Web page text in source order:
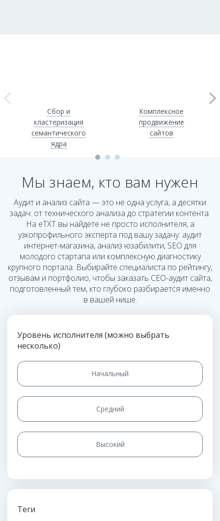
Сбор и
кластеризация
семантического
ядра
Комплексное
продвижение
сайтов
Мы знаем, кто вам нужен
Аудит и анализ сайта — это не одна услуга, а десятки
задач: от технического анализа до стратегии контента.
На eTXT вы найдете не просто исполнителя, а
узкопрофильного эксперта под вашу задачу: аудит
интернет-магазина, анализ юзабилити, SEO для
молодого стартапа или комплексную диагностику
крупного портала. Выбирайте специалиста по рейтингу,
отзывам и портфолио, чтобы заказать СЕО-аудит сайта,
подготовленный тем, кто глубоко разбирается именно
в вашей нише.
Уровень исполнителя (можно выбрать
несколько)
Начальный
Средний
Высокий
Теги